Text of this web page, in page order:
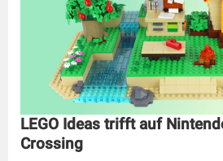
LEGO Ideas trifft auf
Crossing